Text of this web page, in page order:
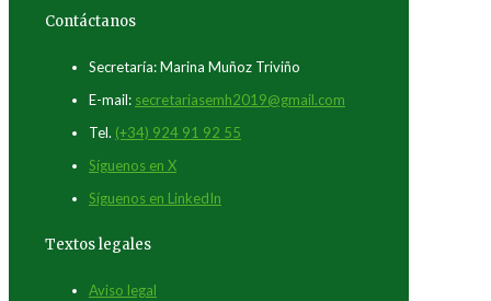
Contáctanos
Secretaría: Marina Muñoz Triviño
E-mail: secretariasemh2019@gmail.com
Tel. (+34) 924 91 92 55
Síguenos en X
Síguenos en LinkedIn
Textos legales
Aviso legal